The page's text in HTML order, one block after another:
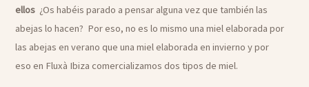
ellos ¿Os habéis parado a pensar alguna vez que también las
abejas lo hacen? Por eso, no es lo mismo una miel elaborada por
las abejas en verano que una miel elaborada en invierno y por
eso en Fluxà Ibiza comercializamos dos tipos de miel.